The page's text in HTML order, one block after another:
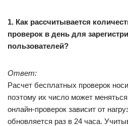
1. Как рассчитывается
проверок в день для
пользователей?
Ответ:
Расчет бесплатных проверок
поэтому их число может
онлайн-проверок зависит от
обновляется раз в 24 часа.